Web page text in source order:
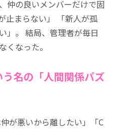
仲の良いメンバーだけで固
止まらない」 「新人が孤
」。 結局、管理者が毎日
くなった。
名の「人間関係パズ
仲が悪いから離したい」「C